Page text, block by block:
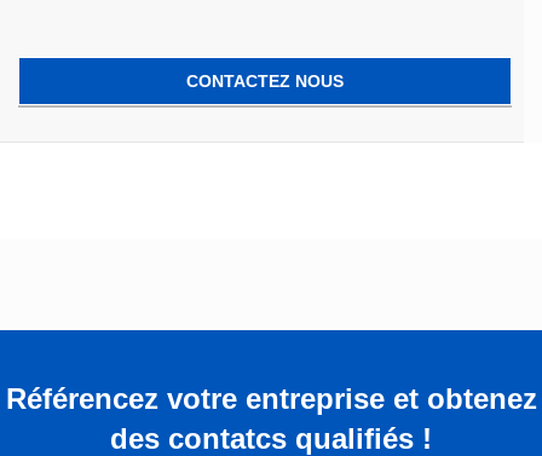
CONTACTEZ NOUS
Référencez votre entreprise et obtenez
des contatcs qualifiés !